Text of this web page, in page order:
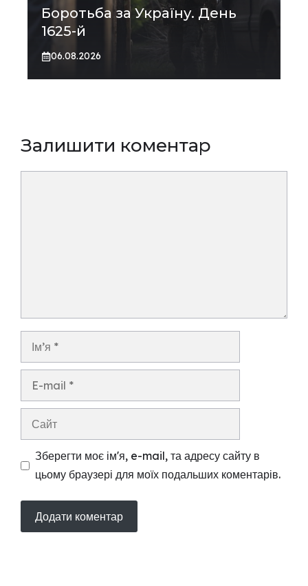
Боротьба за Україну. День
1625-й
06.08.2026
Залишити коментар
Ім’я
Сайт
Зберегти моє ім'я, e-mail, та адресу сайту в
цьому браузері для моїх подальших коментарів.